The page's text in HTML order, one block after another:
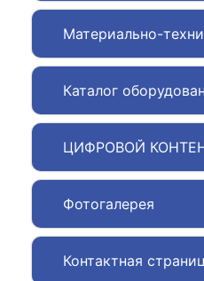
Материально-
Каталог
ЦИФРОВОЙ
Фотогалерея
Контактная